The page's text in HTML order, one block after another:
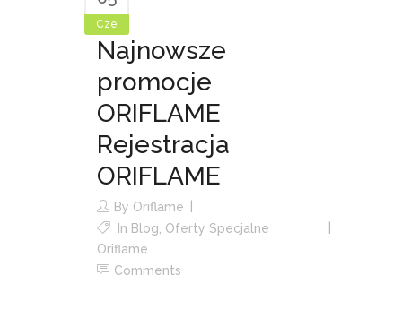
Cze
Najnowsze
promocje
ORIFLAME
Rejestracja
ORIFLAME
By Oriflame
In Blog Oferty Specjalne
Oriflame
Comments